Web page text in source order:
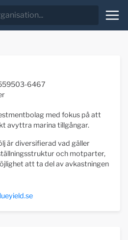
6467
med fokus på att
avyttra marina tillgångar.
är diversifierad vad gäller
och motparter,
att ta del av avkastningen